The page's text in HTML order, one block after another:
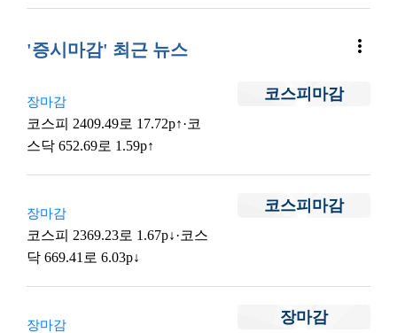
'증시마감' 최근 뉴스 more_vert
코스피마감
장마감
코스피 2409.49로 17.72p↑·코
스닥 652.69로 1.59p↑
코스피마감
장마감
코스피 2369.23로 1.67p↓·코스
닥 669.41로 6.03p↓
장마감
장마감